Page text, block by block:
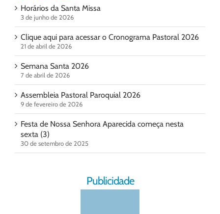
Horários da Santa Missa
3 de junho de 2026
Clique aqui para acessar o Cronograma Pastoral 2026
21 de abril de 2026
Semana Santa 2026
7 de abril de 2026
Assembleia Pastoral Paroquial 2026
9 de fevereiro de 2026
Festa de Nossa Senhora Aparecida começa nesta
sexta (3)
30 de setembro de 2025
Publicidade